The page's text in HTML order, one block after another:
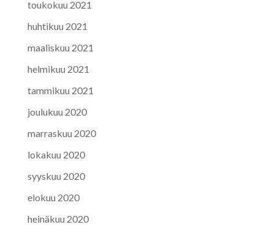
toukokuu 2021
huhtikuu 2021
maaliskuu 2021
helmikuu 2021
tammikuu 2021
joulukuu 2020
marraskuu 2020
lokakuu 2020
syyskuu 2020
elokuu 2020
heinäkuu 2020